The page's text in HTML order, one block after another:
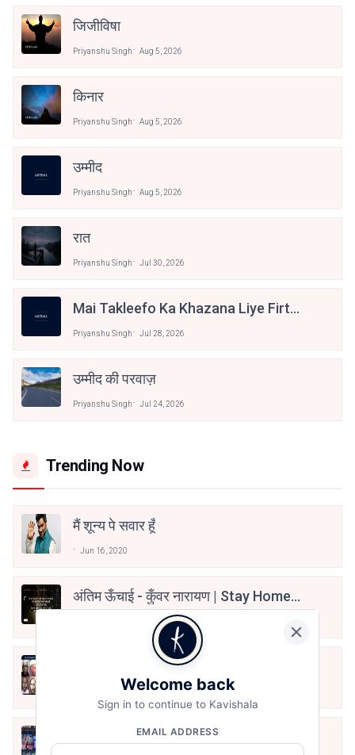
जिजीविषा
Priyanshu Singh Aug 5, 2026
किनार
Priyanshu Singh Aug 5, 2026
उम्मीद
Priyanshu Singh Aug 5, 2026
रात
Priyanshu Singh Jul 30, 2026
Mai Takleefo Ka Khazana Liye Firta
Priyanshu Singh Jul 28, 2026
उम्मीद की परवाज़
Priyanshu Singh Jul 24, 2026
Trending Now
मैं शून्य पे सवार हूँ
Jun 16, 2020
अंतिम ऊँचाई - कुँवर नारायण | Stay Home
Stay Safe | TVF's Aspirants
10 Greatest Hindi Poets Of India
Jun 16, 2020
तू भी है राणा का वंशज फेंक जहां तक भाला जाए:
Welcome back
Sign in to continue to Kavishala
EMAIL ADDRESS